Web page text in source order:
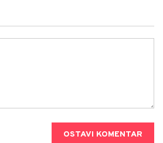
OSTAVI KOMENTAR